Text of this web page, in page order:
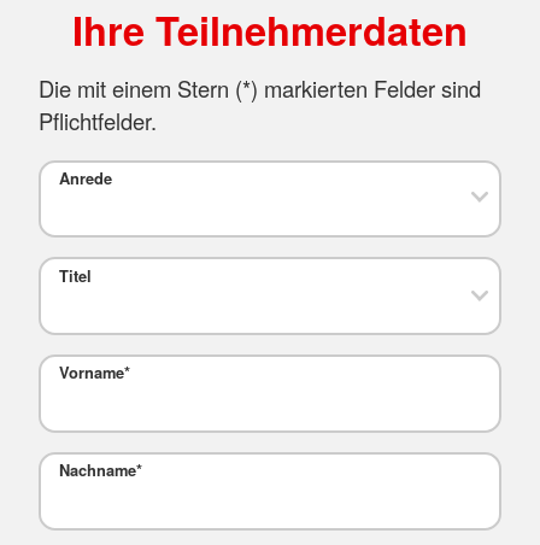
Ihre Teilnehmerdaten
Die mit einem Stern (*) markierten Felder sind
Pflichtfelder.
Anrede
Titel
Vorname*
Nachname*